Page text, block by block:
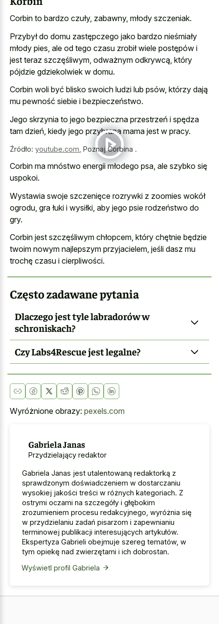
Corbin to bardzo czuły, zabawny, młody szczeniak.
Przybył do domu zastępczego jako bardzo nieśmiały
młody pies, ale od tego czasu zrobił wiele postępów i
jest teraz szczęśliwym, odważnym odkrywcą, który
pójdzie gdziekolwiek w domu.
Corbin woli być blisko swoich ludzi lub psów, którzy dają
mu pewność siebie i bezpieczeństwo.
Jego skrzynia to jego bezpieczna przestrzeń i spędza
tam dzień, kiedy jego przybrana mama jest w pracy.
Źródło: youtube.com Poznaj Corbina .
Corbin ma mnóstwo energii młodego psa, ale szybko się
uspokoi.
Wystawia swoje szczenięce rozrywki z zoomies wokół
ogrodu, gra łuki i wysiłki, aby jego psie rodzeństwo do
gry.
Corbin jest szczęśliwym chłopcem, który chętnie będzie
twoim nowym najlepszym przyjacielem, jeśli dasz mu
trochę czasu i cierpliwości.
Często zadawane pytania
Dlaczego jest tyle labradorów w
schroniskach?
Czy Labs4Rescue jest legalne?
Wyróżnione obrazy: pexels.com
Gabriela Janas
Przydzielający redaktor
Gabriela Janas jest utalentowaną redaktorką z
sprawdzonym doświadczeniem w dostarczaniu
wysokiej jakości treści w różnych kategoriach. Z
ostrymi oczami na szczegóły i głębokim
zrozumieniem procesu redakcyjnego, wyróżnia się
w przydzielaniu zadań pisarzom i zapewnianiu
terminowej publikacji interesujących artykułów.
Ekspertyza Gabrieli obejmuje szereg tematów, w
tym opiekę nad zwierzętami i ich dobrostan.
Wyświetl profil Gabriela